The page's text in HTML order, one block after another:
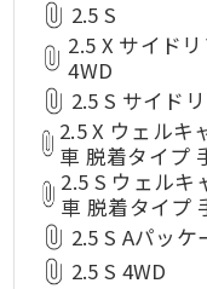
2.5 S
2.5 X サイド
4WD
2.5 S サイド
2.5 X ウェルキ
車 脱着タイプ
2.5 S ウェルキ
車 脱着タイプ
2.5 S Aパッケ
2.5 S 4WD